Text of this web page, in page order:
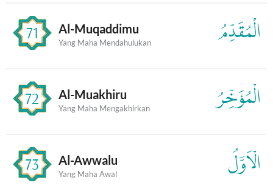
71 Al-Muqaddimu
Yang Maha Mendahulukan الْمُقَدِّمُ
72 Al-Muakhiru
Yang Maha Mengakhirkan الْمُؤَخِّرُ
73 Al-Awwalu
Yang Maha Awal الْاَوَّلُ